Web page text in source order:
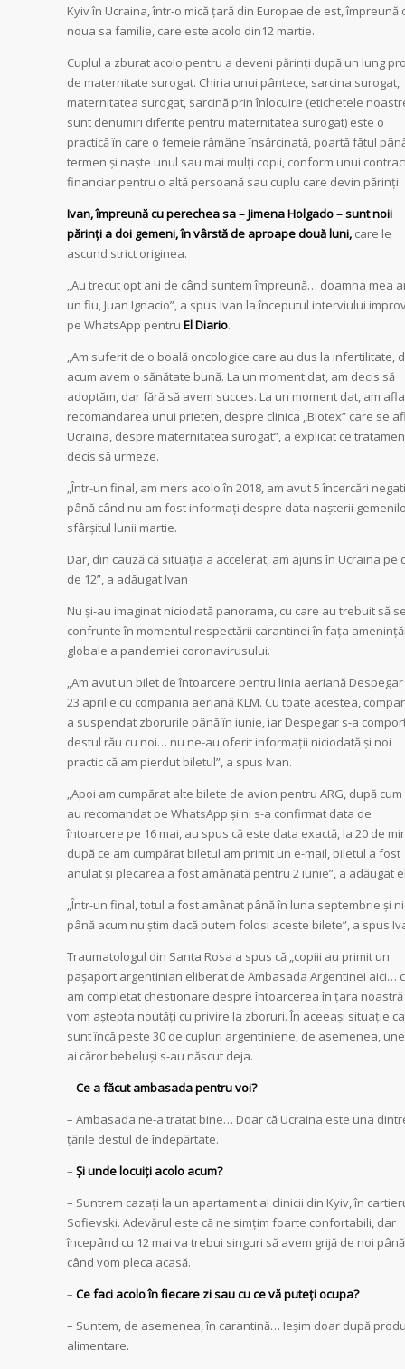
Kyiv în Ucraina, într-o mică țară din Europae de est, împreună
noua sa familie, care este acolo din12 martie.
Cuplul a zburat acolo pentru a deveni părinți după un lung
de maternitate surogat. Chiria unui pântece, sarcina surogat,
maternitatea surogat, sarcină prin înlocuire (etichetele
sunt denumiri diferite pentru maternitatea surogat) este o
practică în care o femeie rămâne însărcinată, poartă fătul
termen și naște unul sau mai mulți copii, conform unui
financiar pentru o altă persoană sau cuplu care devin părinți.
Ivan, împreună cu perechea sa – Jimena Holgado – sunt noii
părinți a doi gemeni, în vârstă de aproape două luni, care le
ascund strict originea.
„Au trecut opt ani de când suntem împreună… doamna mea
un fiu, Juan Ignacio”, a spus Ivan la începutul interviului
pe WhatsApp pentru El Diario.
„Am suferit de o boală oncologice care au dus la infertilitate,
acum avem o sănătate bună. La un moment dat, am decis să
adoptăm, dar fără să avem succes. La un moment dat, am
recomandarea unui prieten, despre clinica „Biotex” care se
Ucraina, despre maternitatea surogat”, a explicat ce
decis să urmeze.
„Într-un final, am mers acolo în 2018, am avut 5 încercări
până când nu am fost informați despre data nașterii
sfârșitul lunii martie.
Dar, din cauză că situația a accelerat, am ajuns în Ucraina pe
de 12”, a adăugat Ivan
Nu și-au imaginat niciodată panorama, cu care au trebuit să
confrunte în momentul respectării carantinei în fața
globale a pandemiei coronavirusului.
„Am avut un bilet de întoarcere pentru linia aeriană
23 aprilie cu compania aeriană KLM. Cu toate acestea,
a suspendat zborurile până în iunie, iar Despegar s-a
destul rău cu noi… nu ne-au oferit informații niciodată și noi
practic că am pierdut biletul”, a spus Ivan.
„Apoi am cumpărat alte bilete de avion pentru ARG, după
au recomandat pe WhatsApp și ni s-a confirmat data de
întoarcere pe 16 mai, au spus că este data exactă, la 20 de
după ce am cumpărat biletul am primit un e-mail, biletul a fost
anulat și plecarea a fost amânată pentru 2 iunie”, a adăugat
„Într-un final, totul a fost amânat până în luna septembrie și
până acum nu știm dacă putem folosi aceste bilete”, a spus
Traumatologul din Santa Rosa a spus că „copiii au primit un
pașaport argentinian eliberat de Ambasada Argentinei aici…
am completat chestionare despre întoarcerea în țara noastră
vom aștepta noutăți cu privire la zboruri. În aceeași situație
sunt încă peste 30 de cupluri argentiniene, de asemenea,
ai căror bebeluși s-au născut deja.
– Ce a făcut ambasada pentru voi?
– Ambasada ne-a tratat bine… Doar că Ucraina este una
țările destul de îndepărtate.
– Și unde locuiți acolo acum?
– Suntrem cazați la un apartament al clinicii din Kyiv, în
Sofievski. Adevărul este că ne simțim foarte confortabili, dar
începând cu 12 mai va trebui singuri să avem grijă de noi până
când vom pleca acasă.
– Ce faci acolo în fiecare zi sau cu ce vă puteți ocupa?
– Suntem, de asemenea, în carantină… Ieșim doar după
alimentare.